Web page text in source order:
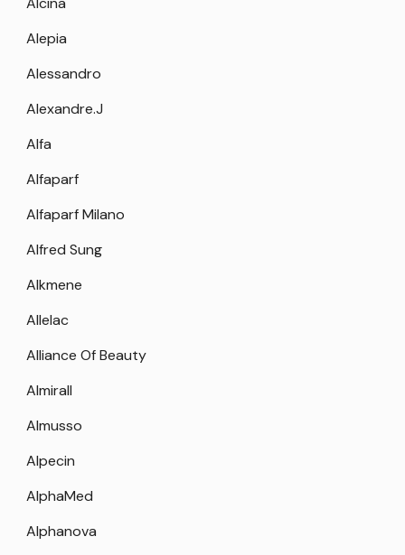
Alepia
Alessandro
Alexandre.J
Alfa
Alfaparf
Alfaparf Milano
Alfred Sung
Alkmene
Allelac
Alliance Of Beauty
Almirall
Almusso
Alpecin
AlphaMed
Alphanova